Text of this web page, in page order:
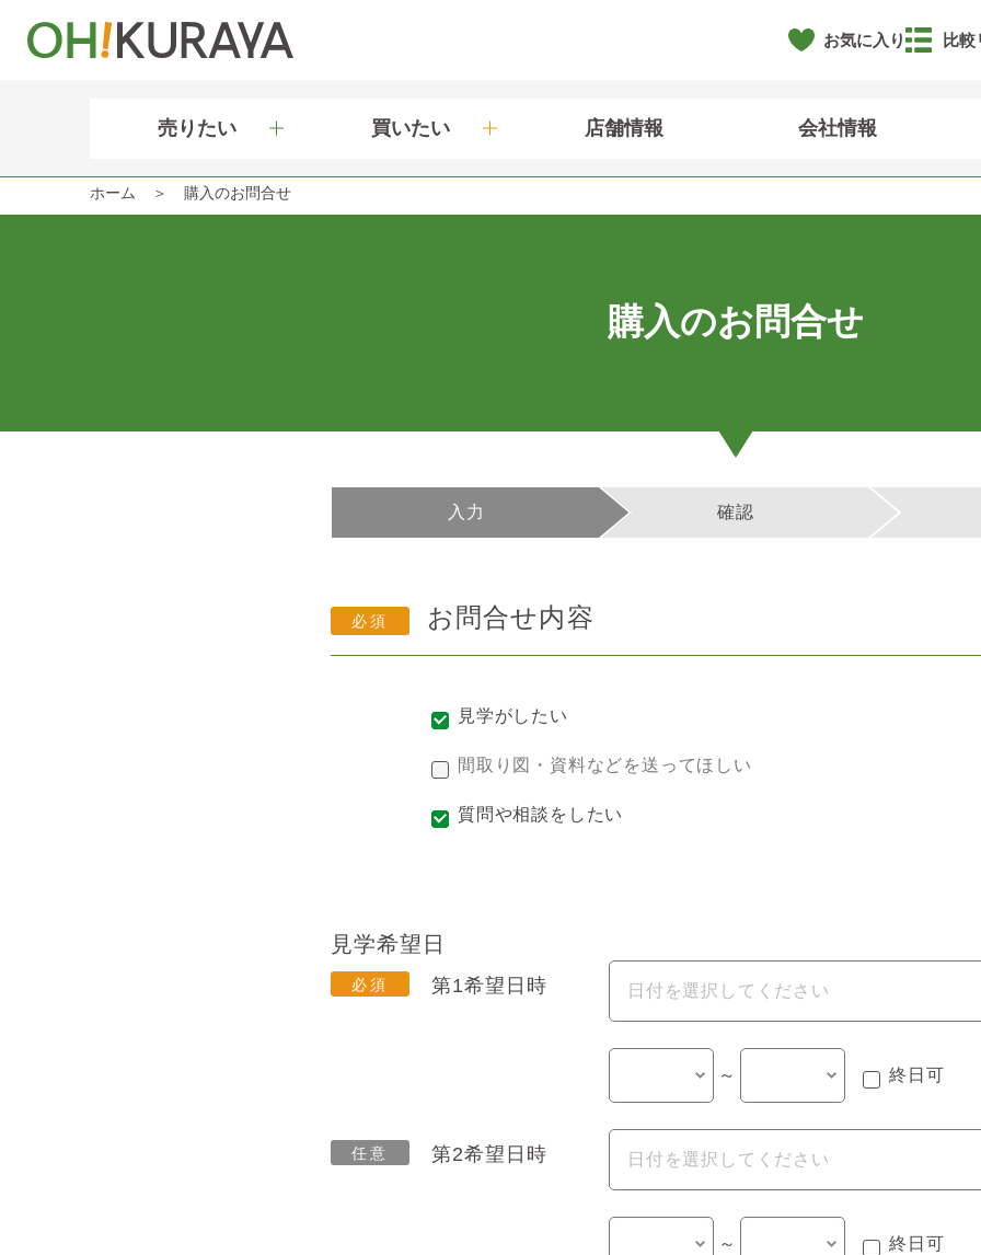
お気に入り 比較
売りたい 買いたい 店舗情報 会社情報
ホーム 購入のお問合せ
購入のお問合せ
入力 確認
お問合せ内容
見学がしたい
間取り図・資料などを送ってほしい
質問や相談をしたい
見学希望日
第1希望日時
～ 終日可
第2希望日時
～ 終日可